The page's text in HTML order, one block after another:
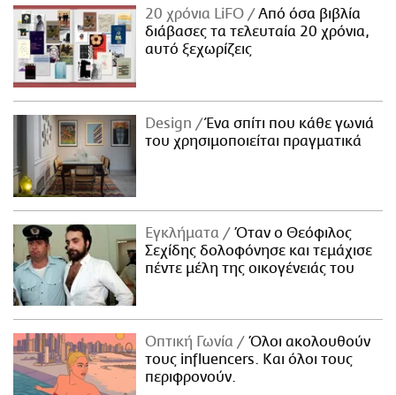
20 χρόνια LiFO
Από όσα βιβλία
διάβασες τα τελευταία 20 χρόνια,
αυτό ξεχωρίζεις
Design
Ένα σπίτι που κάθε γωνιά
του χρησιμοποιείται πραγματικά
Εγκλήματα
Όταν ο Θεόφιλος
Σεχίδης δολοφόνησε και τεμάχισε
πέντε μέλη της οικογένειάς του
Οπτική Γωνία
Όλοι ακολουθούν
τους influencers. Και όλοι τους
περιφρονούν.